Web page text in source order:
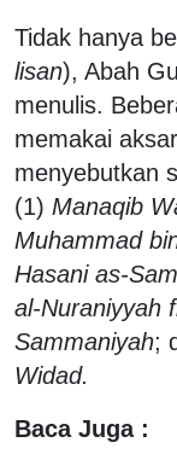
Tidak hanya
lisan), Abah
menulis.
memakai
menyebutkan
(1) Manaqib
Muhammad
Hasani as-
al-Nuraniyyah
Sammaniyah;
Widad.
Baca Juga :